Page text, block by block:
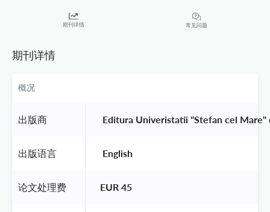
期刊详情 常见问题
期刊详情
概况
出版商 Editura Univeristatii "Stefan cel Mare"
出版语言 English
论文处理费 EUR 45